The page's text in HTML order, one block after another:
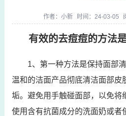
作者： 小新 时间：24-03-05
有效的去痘痘的方法
1、第一种方法是保持面部
温和的洁面产品彻底清洁面部皮
垢。避免用手触碰面部，以免将
使用含有抗菌成分的洗面奶或者